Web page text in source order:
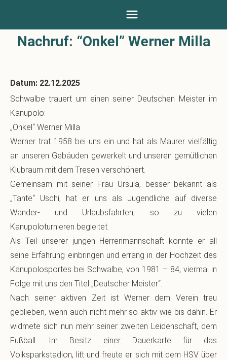
Nachruf: “Onkel” Werner Milla
Datum: 22.12.2025
Schwalbe trauert um einen seiner Deutschen Meister im
Kanupolo:
„Onkel“ Werner Milla
Werner trat 1958 bei uns ein und hat als Maurer vielfältig
an unseren Gebäuden gewerkelt und unseren gemütlichen
Klubraum mit dem Tresen verschönert.
Gemeinsam mit seiner Frau Ursula, besser bekannt als
„Tante“ Uschi, hat er uns als Jugendliche auf diverse
Wander- und Urlaubsfahrten, so zu vielen
Kanupoloturnieren begleitet.
Als Teil unserer jungen Herrenmannschaft konnte er all
seine Erfahrung einbringen und errang in der Hochzeit des
Kanupolosportes bei Schwalbe, von 1981 – 84, viermal in
Folge mit uns den Titel „Deutscher Meister“.
Nach seiner aktiven Zeit ist Werner dem Verein treu
geblieben, wenn auch nicht mehr so aktiv wie bis dahin. Er
widmete sich nun mehr seiner zweiten Leidenschaft, dem
Fußball. Im Besitz einer Dauerkarte für das
Volksparkstadion, litt und freute er sich mit dem HSV über